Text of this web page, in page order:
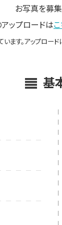
お写真を募集
ップロードは
ます。アップロー
基